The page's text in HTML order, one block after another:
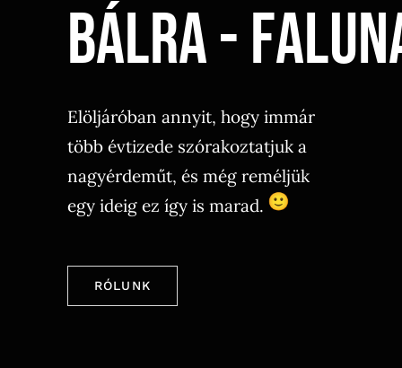
Elöljáróban annyit, hogy immár
több évtizede szórakoztatjuk a
nagyérdeműt, és még reméljük
egy ideig ez így is marad.
RÓLUNK